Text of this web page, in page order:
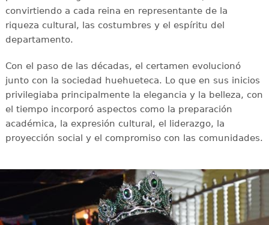
convirtiendo a cada reina en representante de la
riqueza cultural, las costumbres y el espíritu del
departamento.
Con el paso de las décadas, el certamen evolucionó
junto con la sociedad huehueteca. Lo que en sus inicios
privilegiaba principalmente la elegancia y la belleza, con
el tiempo incorporó aspectos como la preparación
académica, la expresión cultural, el liderazgo, la
proyección social y el compromiso con las comunidades.